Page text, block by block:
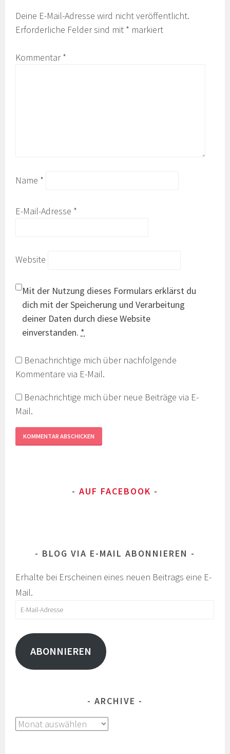
Deine E-Mail-Adresse wird nicht veröffentlicht.
Erforderliche Felder sind mit * markiert
Kommentar*
Name *
E-Mail-Adresse *
Website
Mit der Nutzung dieses Formulars erklärst du
dich mit der Speicherung und Verarbeitung
deiner Daten durch diese Website
einverstanden. *
Benachrichtige mich über nachfolgende
Kommentare via E-Mail.
Benachrichtige mich über neue Beiträge via E-
Mail.
AUF FACEBOOK
BLOG VIA E-MAIL ABONNIEREN
Erhalte bei Erscheinen eines neuen Beitrags eine E-
Mail.
E-
Adresse
ABONNIEREN
ARCHIVE
Archive